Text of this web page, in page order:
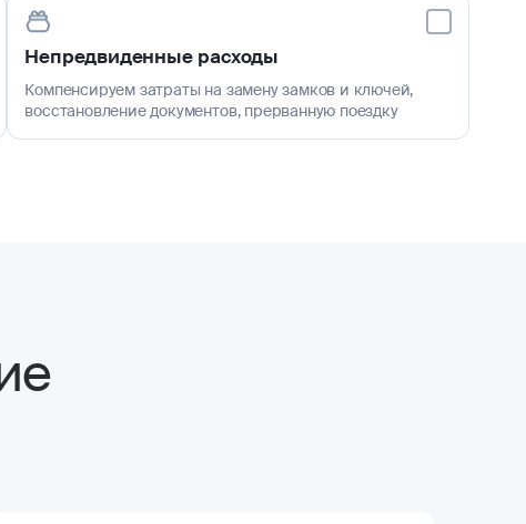
Непредвиденные расходы
Компенсируем затраты на замену замков и ключей,
восстановление документов, прерванную поездку